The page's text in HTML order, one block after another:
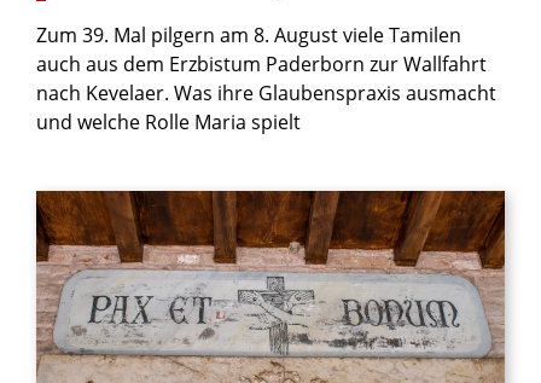
Zum 39. Mal pilgern am 8. August viele Tamilen
auch aus dem Erzbistum Paderborn zur Wallfahrt
nach Kevelaer. Was ihre Glaubenspraxis ausmacht
und welche Rolle Maria spielt